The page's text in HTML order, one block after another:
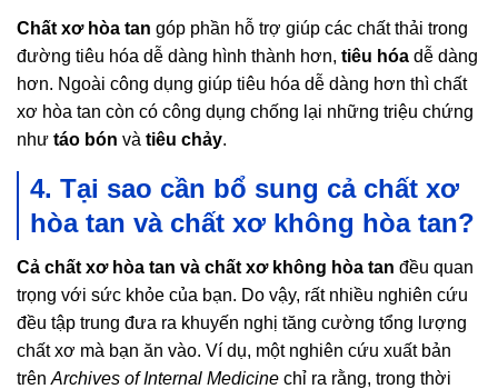
Chất xơ hòa tan góp phần hỗ trợ giúp các chất thải trong
đường tiêu hóa dễ dàng hình thành hơn, tiêu hóa dễ dàng
hơn. Ngoài công dụng giúp tiêu hóa dễ dàng hơn thì chất
xơ hòa tan còn có công dụng chống lại những triệu chứng
như táo bón và tiêu chảy.
4. Tại sao cần bổ sung cả chất xơ
hòa tan và chất xơ không hòa tan?
Cả chất xơ hòa tan và chất xơ không hòa tan đều quan
trọng với sức khỏe của bạn. Do vậy, rất nhiều nghiên cứu
đều tập trung đưa ra khuyến nghị tăng cường tổng lượng
chất xơ mà bạn ăn vào. Ví dụ, một nghiên cứu xuất bản
trên Archives of Internal Medicine chỉ ra rằng, trong thời